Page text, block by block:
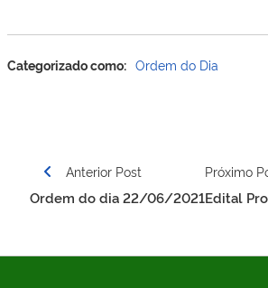
Categorizado como: Ordem do Dia
Post
Anterior Post
Ordem do dia 22/06/2021
Próximo
Edital